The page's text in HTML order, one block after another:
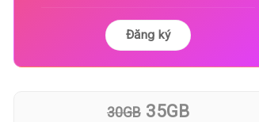
Đăng ký
30GB35GB